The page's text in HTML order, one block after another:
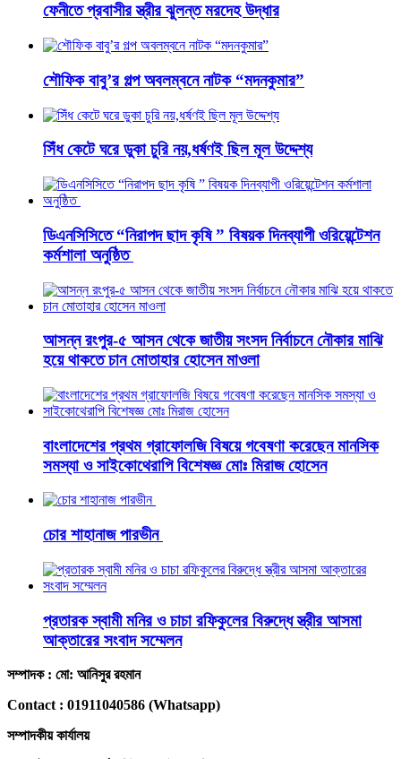
ফেনীতে প্রবাসীর স্ত্রীর ঝুলন্ত মরদেহ উদ্ধার
শৌফিক বাবু’র গল্প অবলম্বনে নাটক “মদনকুমার”
সিঁধ কেটে ঘরে ডুকা চুরি নয়,ধর্ষণই ছিল মূল উদ্দেশ্য
ডিএনসিসিতে “নিরাপদ ছাদ কৃষি ” বিষয়ক দিনব্যাপী ওরিয়েন্টেশন
কর্মশালা অনুষ্ঠিত
আসন্ন রংপুর-৫ আসন থেকে জাতীয় সংসদ নির্বাচনে নৌকার মাঝি
হয়ে থাকতে চান মোতাহার হোসেন মাওলা
বাংলাদেশের প্রথম গ্রাফোলজি বিষয়ে গবেষণা করেছেন মানসিক
সমস্যা ও সাইকোথেরাপি বিশেষজ্ঞ মোঃ মিরাজ হোসেন
চোর শাহানাজ পারভীন
প্রতারক স্বামী মনির ও চাচা রফিকুলের বিরুদ্ধে স্ত্রীর আসমা
আক্তারের সংবাদ সম্মেলন
সম্পাদক : মো: আনিসুর রহমান
Contact : 01911040586 (Whatsapp)
সম্পাদকীয় কার্যালয়